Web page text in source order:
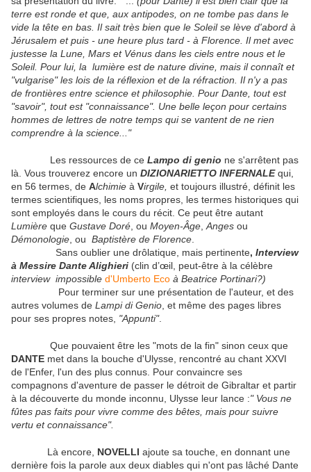
terre est ronde et que, aux antipodes, on ne tombe pas dans le
vide la tête en bas. Il sait très bien que le Soleil se lève d'abord à
Jérusalem et puis - une heure plus tard - à Florence. Il met avec
justesse la Lune, Mars et Vénus dans les ciels entre nous et le
Soleil. Pour lui, la lumière est de nature divine, mais il connaît et
"vulgarise" les lois de la réflexion et de la réfraction. Il n'y a pas
de frontières entre science et philosophie. Pour Dante, tout est
"savoir", tout est "connaissance". Une belle leçon pour certains
hommes de lettres de notre temps qui se vantent de ne rien
comprendre à la science..."
Les ressources de ce Lampo di genio ne s'arrêtent pas
là. Vous trouverez encore un DIZIONARIETTO INFERNALEqui,
en 56 termes, de Alchimie à Virgile, et toujours illustré, définit les
termes scientifiques, les noms propres, les termes historiques qui
sont employés dans le cours du récit. Ce peut être autant
Lumière que Gustave Doré , ou Moyen-Âge Anges ou
Démonologie , ou Baptistère de Florence
Sans oublier une drôlatique, mais pertinente, Interview
à Messire Dante Alighieri (clin d’œil, peut-être à la célèbre
interview impossible d'Umberto Eco à Beatrice Portinari?)
Pour terminer sur une présentation de l'auteur, et des
autres volumes de Lampi di Genio , et même des pages libres
pour ses propres notes, "Appunti".
Que pouvaient être les "mots de la fin" sinon ceux que
DANTE met dans la bouche d'Ulysse, rencontré au chant XXVI
de l'Enfer, l'un des plus connus. Pour convaincre ses
compagnons d'aventure de passer le détroit de Gibraltar et partir
à la découverte du monde inconnu, Ulysse leur lance :" Vous ne
fûtes pas faits pour vivre comme des bêtes, mais pour suivre
vertu et connaissance".
Là encore, NOVELLI ajoute sa touche, en donnant une
dernière fois la parole aux deux diables qui n'ont pas lâché Dante